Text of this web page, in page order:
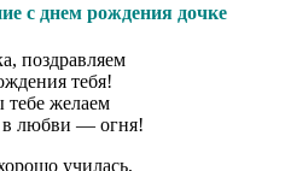
с днем рождения дочке
поздравляем
тебя!
желаем
в любви — огня!
училась,